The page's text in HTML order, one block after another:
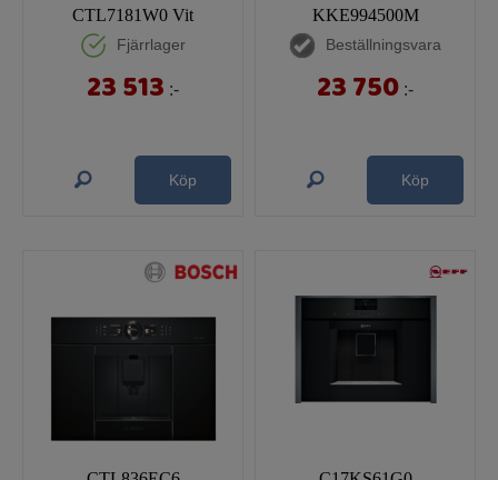
CTL7181W0 Vit
Fjärrlager
23 513 :-
Köp
KKE994500M
Beställningsvara
23 750 :-
Köp